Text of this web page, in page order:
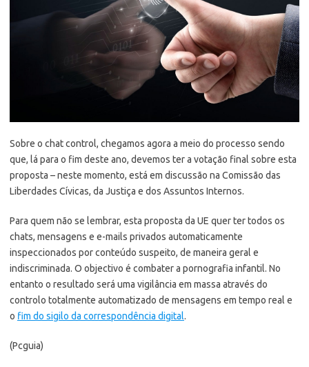
Sobre o chat control, chegamos agora a meio do processo sendo
que, lá para o fim deste ano, devemos ter a votação final sobre esta
proposta – neste momento, está em discussão na Comissão das
Liberdades Cívicas, da Justiça e dos Assuntos Internos.
Para quem não se lembrar, esta proposta da UE quer ter todos os
chats, mensagens e e-mails privados automaticamente
inspeccionados por conteúdo suspeito, de maneira geral e
indiscriminada. O objectivo é combater a pornografia infantil. No
entanto o resultado será uma vigilância em massa através do
controlo totalmente automatizado de mensagens em tempo real e
o fim do sigilo da correspondência digital.
(Pcguia)